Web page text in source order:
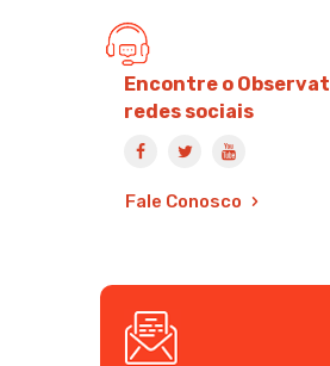
Encontre o
redes sociais
Fale Conosco